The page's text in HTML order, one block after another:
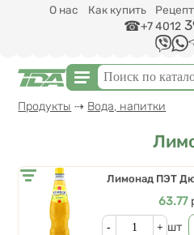
Перейти к основному
О нас Как купить
+7 4012
Форма
Поиск
Вы здесь
Продукты ⇢ Вода, напитки
Лимонад ПЭТ
Цена
63.77
Кол-во
шт